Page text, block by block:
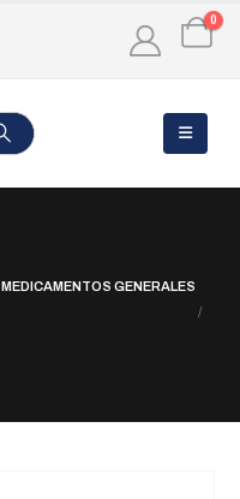
0
MEDICAMENTOS GENERALES